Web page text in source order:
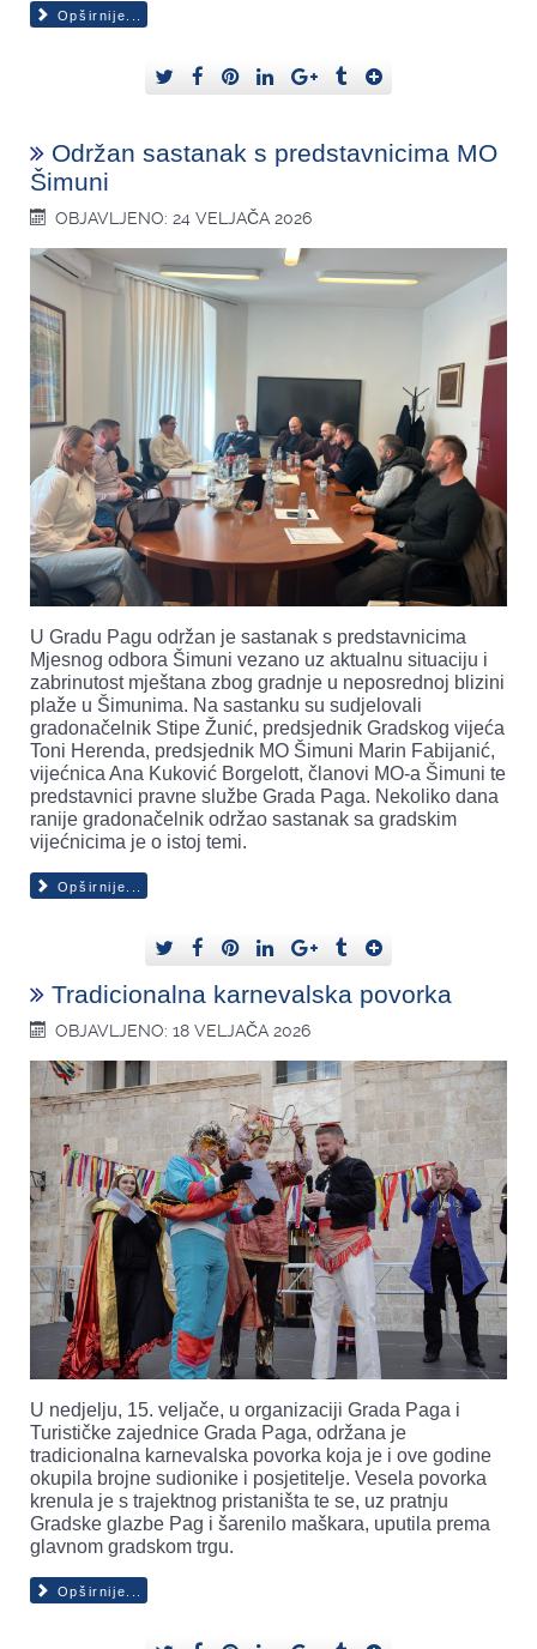
Opširnije...
Održan sastanak s predstavnicima MO
Šimuni
OBJAVLJENO: 24 VELJAČA 2026
U Gradu Pagu održan je sastanak s predstavnicima
Mjesnog odbora Šimuni vezano uz aktualnu situaciju i
zabrinutost mještana zbog gradnje u neposrednoj blizini
plaže u Šimunima. Na sastanku su sudjelovali
gradonačelnik Stipe Žunić, predsjednik Gradskog vijeća
Toni Herenda, predsjednik MO Šimuni Marin Fabijanić,
vijećnica Ana Kuković Borgelott, članovi MO-a Šimuni te
predstavnici pravne službe Grada Paga. Nekoliko dana
ranije gradonačelnik održao sastanak sa gradskim
vijećnicima je o istoj temi.
Opširnije...
Tradicionalna karnevalska povorka
OBJAVLJENO: 18 VELJAČA 2026
U nedjelju, 15. veljače, u organizaciji Grada Paga i
Turističke zajednice Grada Paga, održana je
tradicionalna karnevalska povorka koja je i ove godine
okupila brojne sudionike i posjetitelje. Vesela povorka
krenula je s trajektnog pristaništa te se, uz pratnju
Gradske glazbe Pag i šarenilo maškara, uputila prema
glavnom gradskom trgu.
Opširnije...